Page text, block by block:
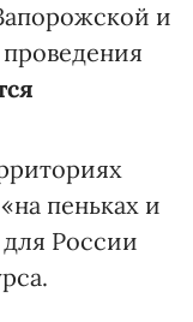
и
пеньках и
России